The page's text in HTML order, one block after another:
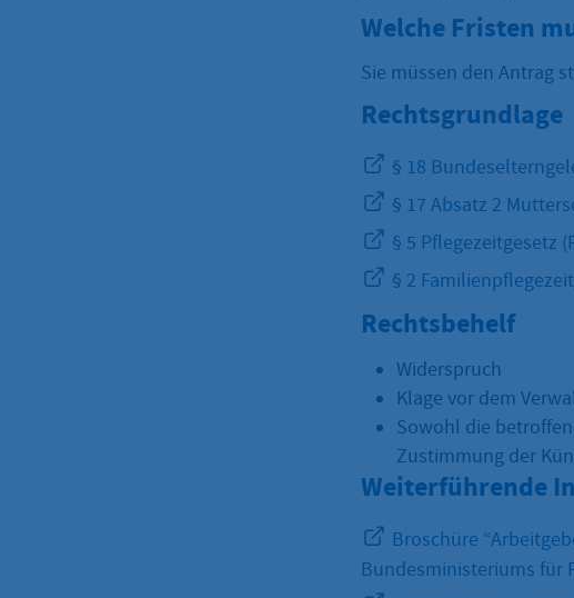
Welche Fristen
Sie müssen den Antrag
Rechtsgrundlage
§ 18
§ 17 Absatz 2
§ 5 Pflegezeitgesetz
§ 2
Rechtsbehelf
Widerspruch
Klage vor dem
Sowohl die
Zustimmung der
Weiterführende
Broschüre
Bundesministeriums für